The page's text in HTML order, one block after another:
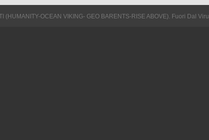
(HUMANITY-OCEAN VIKING- GEO BARENTS-RISE ABOVE). Fuori Dal